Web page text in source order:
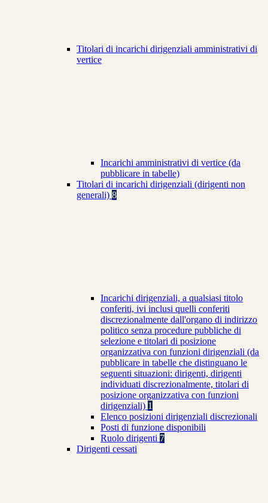
Titolari di incarichi dirigenziali amministrativi di
vertice
Incarichi amministrativi di vertice (da
pubblicare in tabelle)
Titolari di incarichi dirigenziali (dirigenti non
generali) 8
Incarichi dirigenziali, a qualsiasi titolo
conferiti, ivi inclusi quelli conferiti
discrezionalmente dall'organo di indirizzo
politico senza procedure pubbliche di
selezione e titolari di posizione
organizzativa con funzioni dirigenziali (da
pubblicare in tabelle che distinguano le
seguenti situazioni: dirigenti, dirigenti
individuati discrezionalmente, titolari di
posizione organizzativa con funzioni
dirigenziali) 1
Elenco posizioni dirigenziali discrezionali
Posti di funzione disponibili
Ruolo dirigenti 7
Dirigenti cessati